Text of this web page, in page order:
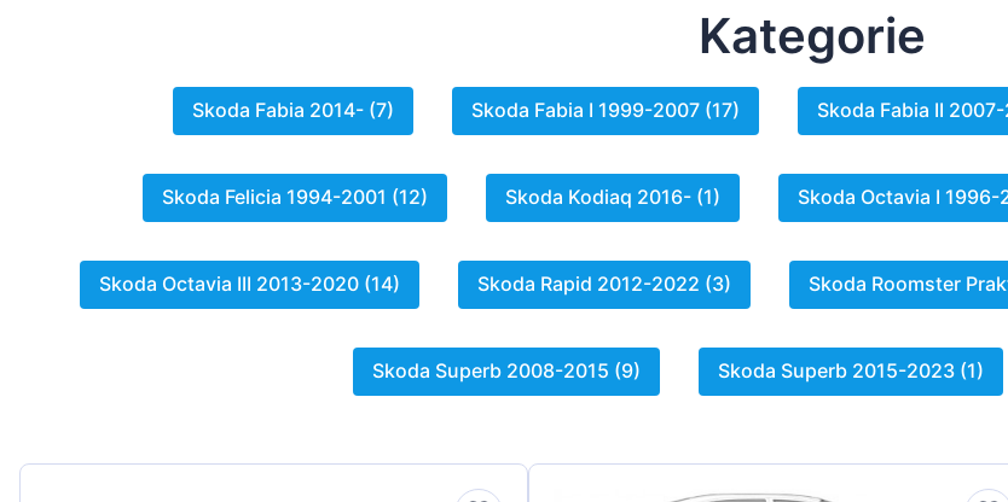
Peugeot
Seat
Suzuki
Tesla
Toyota
Kategorie
Skoda Fabia 2014- (7) Skoda Fabia I 1999-2007 (17) Skoda Fabia II
Skoda Felicia 1994-2001 (12) Skoda Kodiaq 2016- (1) Skoda Octavia I 1996-
Skoda Octavia III 2013-2020 (14) Skoda Rapid 2012-2022 (3) Skoda Roomster
Skoda Superb 2008-2015 (9) Skoda Superb 2015-2023 (1)